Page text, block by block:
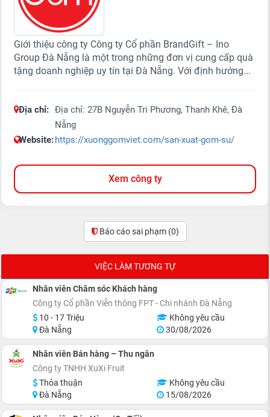
Giới thiệu công ty Công ty Cổ phần BrandGift – Ino
Group Đà Nẵng là một trong những đơn vị cung cấp quà
tặng doanh nghiệp uy tín tại Đà Nẵng. Với định hướng...
Địa chỉ: Địa chỉ: 27B Nguyễn Tri Phương, Thanh Khê, Đà
Nẵng
Website:https://xuonggomviet.com/san-xuat-gom-su/
Xem công ty
Báo cáo sai phạm (0)
VIỆC LÀM TƯƠNG TỰ
Nhân viên Chăm sóc Khách hàng
Công ty Cổ phần Viễn thông FPT - Chi nhánh Đà Nẵng
10 - 17 Triệu
Không yêu cầu
Đà Nẵng
30/08/2026
Nhân viên Bán hàng – Thu ngân
Công ty TNHH XuXi Fruit
Thỏa thuận
Không yêu cầu
Đà Nẵng
15/08/2026